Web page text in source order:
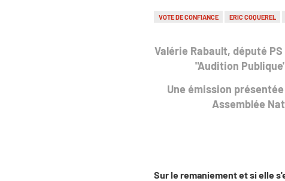
VOTE DE CONFIANCE ERIC COQUEREL
Valérie Rabault, député
"Audition
Une émission
Assemblée
Sur le remaniement et si elle